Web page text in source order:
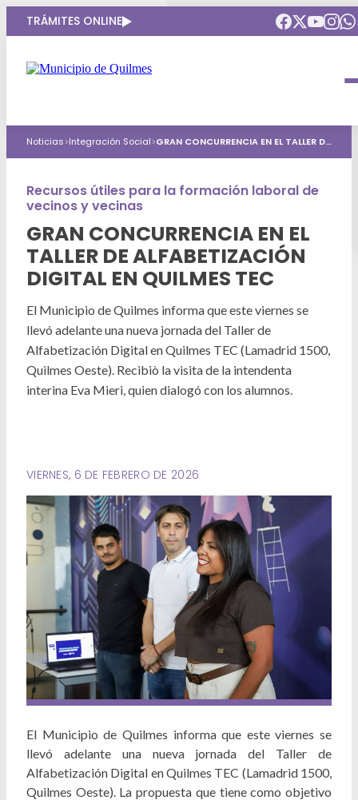
TRÁMITES ONLINE
Intendenta
Gobierno Abierto
Áreas de gobierno
Puntos de interés
Mapa interactivo
Defensoria del Pueblo
Obras Públicas
Seguridad
GIRSU
Culturas
Deportes
Mujeres y Diversidades
Derechos Humanos
Empleo y Formación Laboral
Internacionales
ARQUI
Mi Quilmes Digital
Atención a la comunidad
Defensa del consumidor
Noticias>Integración Social> GRAN CONCURRENCIA EN EL TALLER DE ALFABETIZACIÓN DIGITAL EN QUILMES TEC
Recursos útiles para la formación laboral de
vecinos y vecinas
GRAN CONCURRENCIA EN EL
TALLER DE ALFABETIZACIÓN
DIGITAL EN QUILMES TEC
El Municipio de Quilmes informa que este viernes se
llevó adelante una nueva jornada del Taller de
Alfabetización Digital en Quilmes TEC (Lamadrid 1500,
Quilmes Oeste). Recibiò la visita de la intendenta
interina Eva Mieri, quien dialogó con los alumnos.
VIERNES, 6 DE FEBRERO DE 2026
El Municipio de Quilmes informa que este viernes se
llevó adelante una nueva jornada del Taller de
Alfabetización Digital en Quilmes TEC (Lamadrid 1500,
Quilmes Oeste). La propuesta que tiene como objetivo